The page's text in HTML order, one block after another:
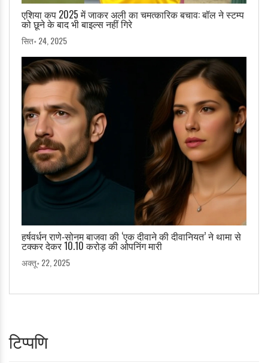
एशिया कप 2025 में जाकर अली का चमत्कारिक बचाव: बॉल ने स्टम्प
को छूने के बाद भी बाइल्स नहीं गिरे
सित॰ 24, 2025
हर्षवर्धन राणे‑सोनम बाजवा की ‘एक दीवाने की दीवानियत’ ने थामा से
टक्कर देकर 10.10 करोड़ की ओपनिंग मारी
अक्तू॰ 22, 2025
टिप्पणि